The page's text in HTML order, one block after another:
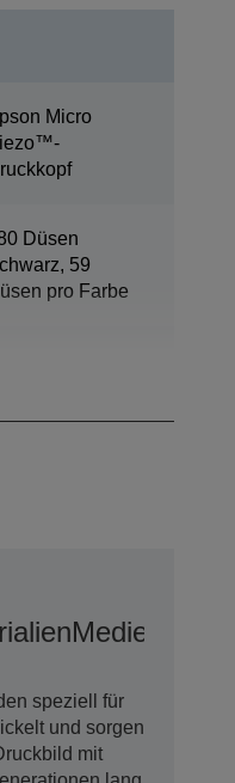
Micro
Düsen
59
pro Farbe
Medien
speziell für
und sorgen
mit